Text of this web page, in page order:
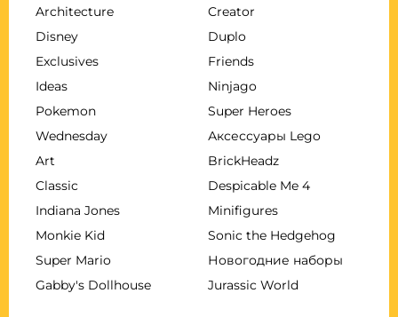
Architecture
Creator
Disney
Duplo
Exclusives
Friends
Ideas
Ninjago
Pokemon
Super Heroes
Wednesday
Аксессуары Lego
Art
BrickHeadz
Classic
Despicable Me 4
Indiana Jones
Minifigures
Monkie Kid
Sonic the Hedgehog
Super Mario
Новогодние наборы
Gabby's Dollhouse
Jurassic World